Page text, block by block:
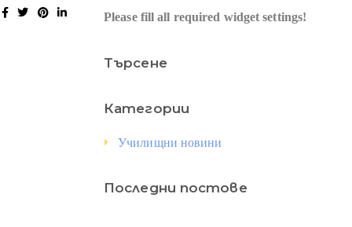
Please fill all required widget settings!
Търсене
Категории
Училищни новини
Последни постове